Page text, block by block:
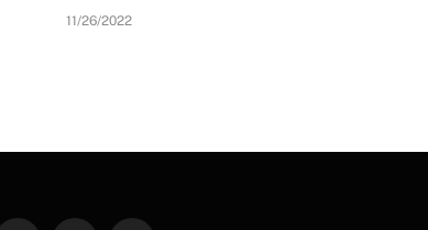
11/26/2022